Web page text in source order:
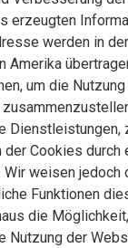
erzeugten
werden in
Amerika
um die
Dienstleistungen,
der Cookies
Wir weisen
Funktionen
die
Nutzung der